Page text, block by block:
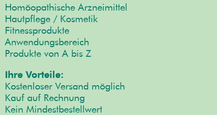
Homöopathische Arzneimittel
Hautpflege / Kosmetik
Fitnessprodukte
Anwendungsbereich
Produkte von A bis Z
Ihre Vorteile:
Kostenloser Versand möglich
Kauf auf Rechnung
Kein Mindestbestellwert